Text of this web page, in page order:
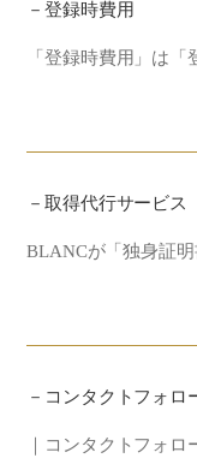
－登録時費用
「登録時費用」は
－取得代行サービス
BLANCが「独身証
－コンタクトフォロ
｜コンタクトフォロ